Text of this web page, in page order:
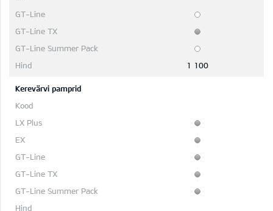
1 100
Kerevärvi pamprid